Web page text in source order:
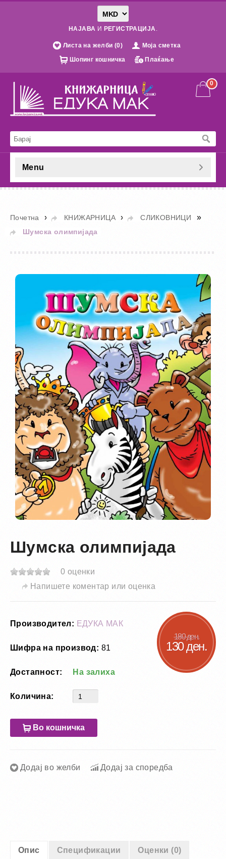
НАЈАВА И РЕГИСТРАЦИЈА.
Листа на желби (0)
Моја сметка
Шопинг кошничка
Плаќање
0
Menu
Почетна » КНИЖАРНИЦА » СЛИКОВНИЦИ »
Шумска олимпијада
Шумска олимпијада
0 оценки
Напишете коментар или оценка
180 ден.
130 ден.
Производител: ЕДУКА МАК
Шифра на производ: 81
Достапност: На залиха
Количина:
Во кошничка
Додај во желби Додај за споредба
Опис Спецификации Оценки (0)